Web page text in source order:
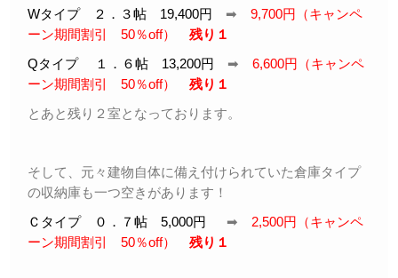
Wタイプ ２．３帖 19,400円 ➡ 9,700円（キャンペ
ーン期間割引 50％off） 残り１
Qタイプ １．６帖 13,200円 ➡ 6,600円（キャンペ
ーン期間割引 50％off） 残り１
とあと残り２室となっております。
そして、元々建物自体に備え付けられていた倉庫タイプ
の収納庫も一つ空きがあります！
Ｃタイプ ０．７帖 5,000円 ➡ 2,500円（キャンペ
ーン期間割引 50％off） 残り１